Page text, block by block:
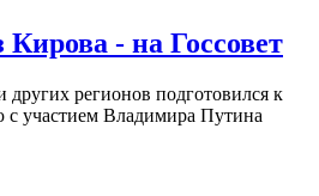
- на Госсовет
других регионов подготовился к
с участием Владимира Путина